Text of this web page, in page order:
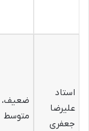
استاد
علیرضا
جعفری
ضعیف،
متوسط